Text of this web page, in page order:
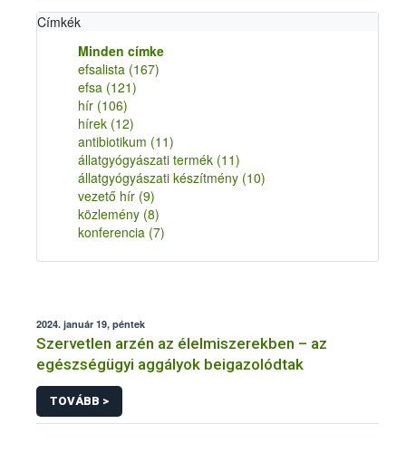
Címkék
Minden címke
efsalista (167)
efsa (121)
hír (106)
hírek (12)
antibiotikum (11)
állatgyógyászati termék (11)
állatgyógyászati készítmény (10)
vezető hír (9)
közlemény (8)
konferencia (7)
2024. január 19, péntek
Szervetlen arzén az élelmiszerekben – az
egészségügyi aggályok beigazolódtak
TOVÁBB >